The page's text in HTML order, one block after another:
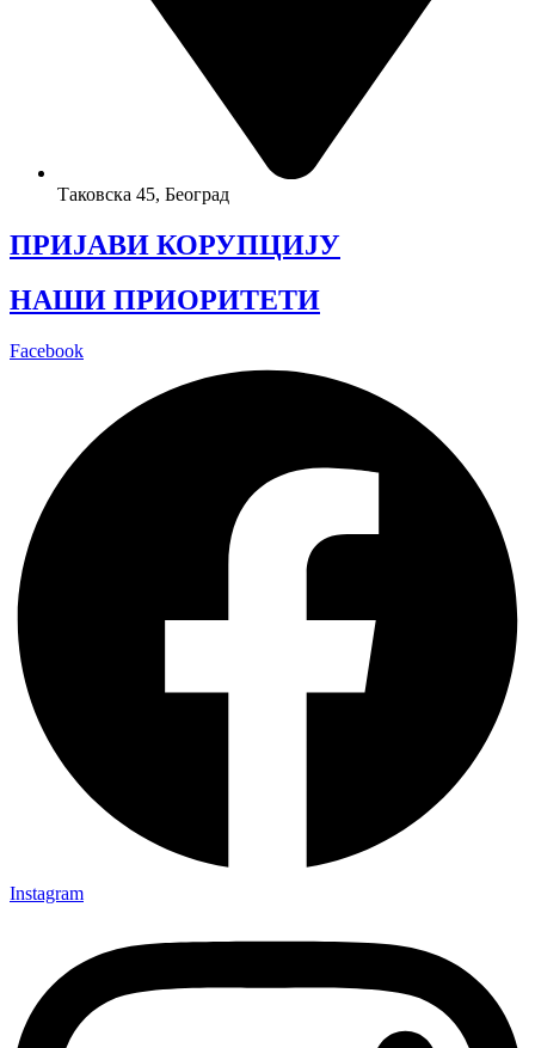
Таковска 45, Београд
ПРИЈАВИ КОРУПЦИЈУ
НАШИ ПРИОРИТЕТИ
Facebook
Instagram